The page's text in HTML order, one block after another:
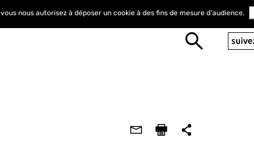
nous autorisez à déposer un cookie à des fins de mesure d'audience.